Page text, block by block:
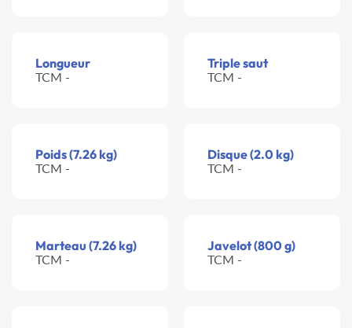
Longueur
TCM -
Triple saut
TCM -
Poids (7.26 kg)
TCM -
Disque (2.0 kg)
TCM -
Marteau (7.26 kg)
TCM -
Javelot (800 g)
TCM -